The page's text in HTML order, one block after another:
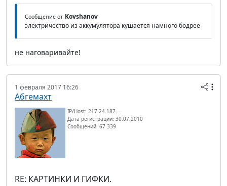
Сообщение от Kovshanov
электричество из аккумулятора кушается намного бодрее
не наговаривайте!
1 февраля 2017 16:26
Абгемахт
IP/Host: 217.24.187.---
Дата регистрации: 30.07.2010
Сообщений: 67 339
RE: КАРТИНКИ И ГИФКИ.